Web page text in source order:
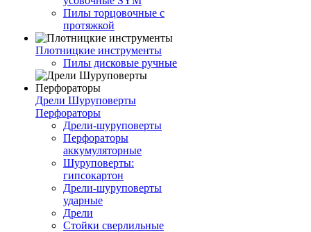
Пилы торцовочные с
протяжкой
Плотницкие инструменты
Пилы дисковые ручные
Дрели Шуруповерты
Перфораторы
Дрели-шуруповерты
Перфораторы
аккумуляторные
Шуруповерты:
гипсокартон
Дрели-шуруповерты
ударные
Дрели
Стойки сверлильные